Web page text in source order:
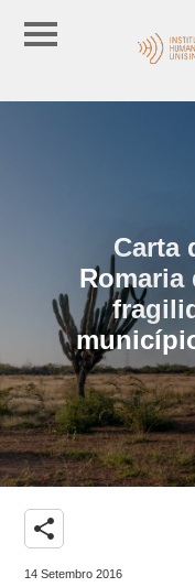
Carta
Romaria
share
14 Setembro 2016